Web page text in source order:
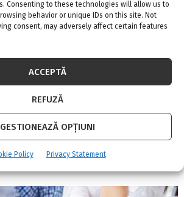
Consenting to these technologies will allow us to
behavior or unique IDs on this site. Not
consent, may adversely affect certain features
ACCEPTĂ
REFUZĂ
GESTIONEAZĂ OPȚIUNI
Policy Privacy Statement